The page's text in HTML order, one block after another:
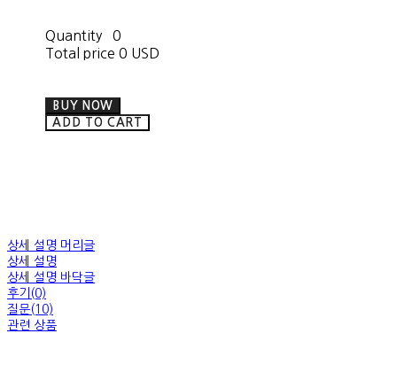
Quantity
0
Total price 0 USD
BUY NOW
ADD TO CART
상세 설명 머리글
상세 설명
상세 설명 바닥글
후기(0)
질문(10)
관련 상품